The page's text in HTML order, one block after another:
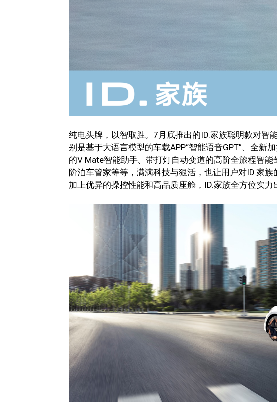
纯电头牌，以智取胜。7月底推出的ID.家族聪明款对智
别是基于大语言模型的车载APP“智能语音GPT”、全新
的V Mate智能助手、带打灯自动变道的高阶全旅程智
阶泊车管家等等，满满科技与狠活，也让用户对ID.家族
加上优异的操控性能和高品质座舱，ID.家族全方位实力